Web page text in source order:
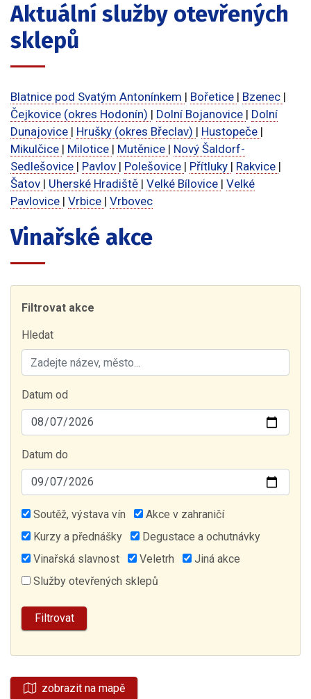
Aktuální služby otevřených
sklepů
Blatnice pod Svatým Antonínkem | Bořetice | Bzenec |
Čejkovice (okres Hodonín) | Dolní Bojanovice | Dolní
Dunajovice | Hrušky (okres Břeclav) | Hustopeče |
Mikulčice | Milotice | Mutěnice | Nový Šaldorf-
Sedlešovice | Pavlov | Polešovice | Přítluky | Rakvice |
Šatov | Uherské Hradiště | Velké Bílovice | Velké
Pavlovice | Vrbice | Vrbovec
Vinařské akce
Filtrovat akce
Hledat
Datum od
Datum do
Soutěž, výstava vín
Akce v zahraničí
Kurzy a přednášky
Degustace a ochutnávky
Vinařská slavnost
Veletrh
Jiná akce
Služby otevřených sklepů
zobrazit na mapě